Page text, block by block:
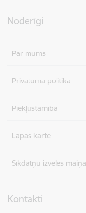
Noderīgi
Par mums
Privātuma politika
Piekļūstamība
Lapas karte
Sīkdatņu izvēles maiņa
Kontakti